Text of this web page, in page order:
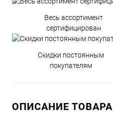
Весь ассортимент
сертифицирован
Скидки постоянным
покупателям
ОПИСАНИЕ ТОВАРА